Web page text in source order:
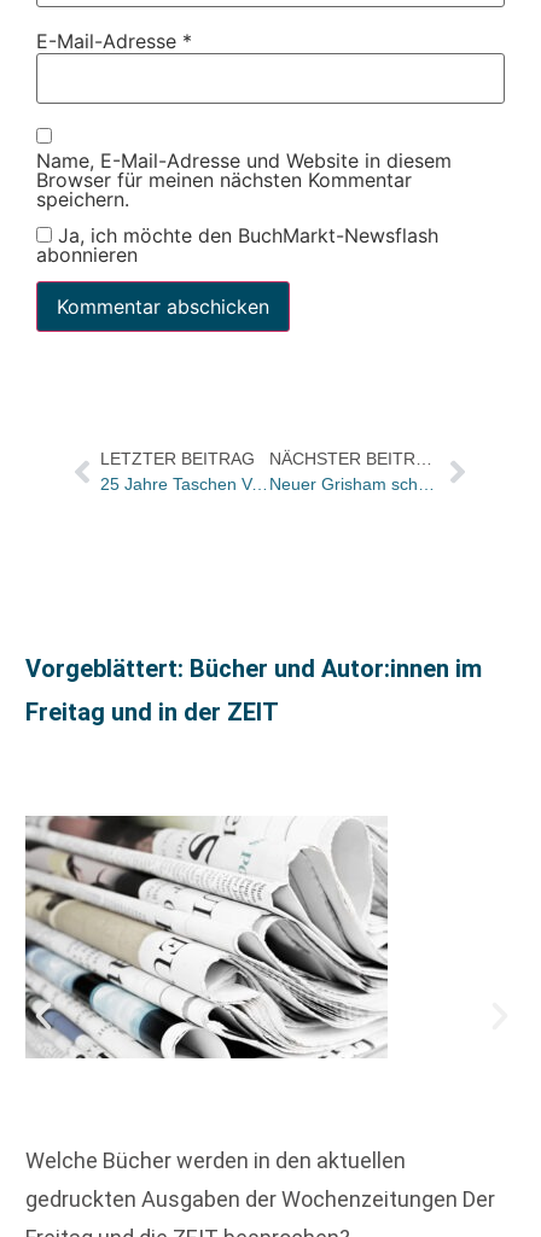
E-Mail-Adresse *
Name, E-Mail-Adresse und Website in diesem
Browser für meinen nächsten Kommentar
speichern.
Ja, ich möchte den BuchMarkt-Newsflash
abonnieren
LETZTER BEITRAG
25 Jahre Taschen Verlag
Vorgeblättert: Bücher und Autor:innen im
Freitag und in der ZEIT
Welche Bücher werden in den aktuellen
gedruckten Ausgaben der Wochenzeitungen Der